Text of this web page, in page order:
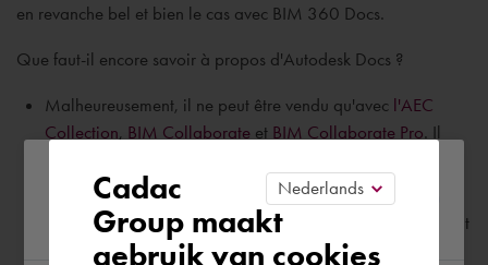
en revanche bel et bien le cas avec BIM 360 Docs.
Que faut-il encore savoir à propos d'Autodesk Docs ?
Malheureusement, il ne peut être vendu qu'avec l'AEC
Collection, BIM Collaborateet BIM Collaborate Pro. Il
Autodesk Docs est uniquement disponible sur le serveur
américain, mais il sera aussi disponible très prochainement
sur le serveur européen. Autodesk n'a pas encore
Please confirm your current
region
Cadac
Group maakt
gebruik van cookies